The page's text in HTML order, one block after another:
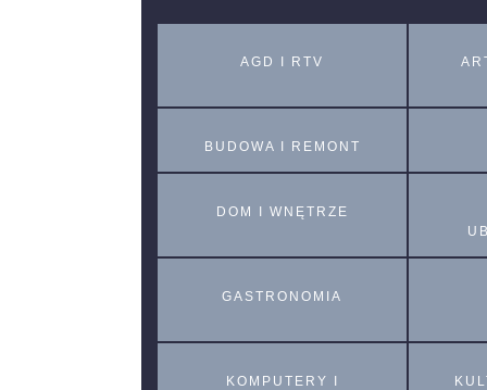
AGD I RTV
BUDOWA I REMONT
DOM I WNĘTRZE
GASTRONOMIA
KOMPUTERY I